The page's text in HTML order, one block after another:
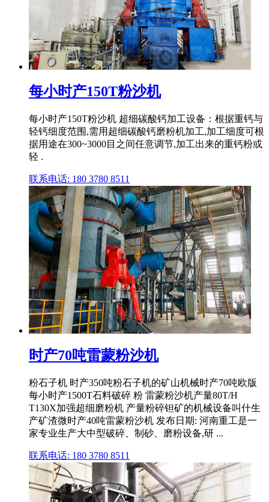
每小时产150T粉沙机
每小时产150T粉沙机 超细碳酸钙加工设备：根据重钙与
轻钙细度范围,需用超细碳酸钙磨粉机加工,加工细度可根
据用途在300~3000目之间任意调节,加工出来的重钙粉或
轻 .
联系电话: 180 3780 8511
时产70吨雷蒙粉沙机
粉石子机 时产350吨粉石子机的矿山机械时产70吨欧版
每小时产1500T石料破碎 粉 雷蒙粉沙机产量80T/H
T130X加强超细磨粉机 产量粉碎钽矿的机械设备叫什生
产矿渣微时产40吨雷蒙粉沙机 发布日期: 河南重工是一
家专业生产大中型破碎、制砂、磨粉设备,研 ...
联系电话: 180 3780 8511